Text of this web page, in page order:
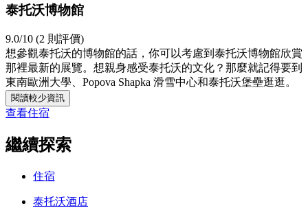
泰托沃博物館
9.0/10 (2 則評價)
想參觀泰托沃的博物館的話，你可以考慮到泰托沃博物館欣賞
那裡最新的展覽。想親身感受泰托沃的文化？那麼就記得要到
東南歐洲大學、Popova Shapka 滑雪中心和泰托沃堡壘逛逛。
閱讀較少資訊
查看住宿
繼續探索
住宿
泰托沃酒店